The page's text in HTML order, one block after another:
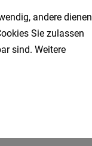
andere dienen
Sie zulassen
sind. Weitere